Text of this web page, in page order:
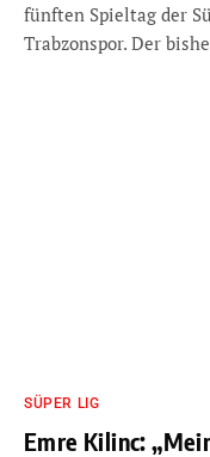
fünften Spieltag der
Trabzonspor. Der
SÜPER LIG
Emre Kilinc: